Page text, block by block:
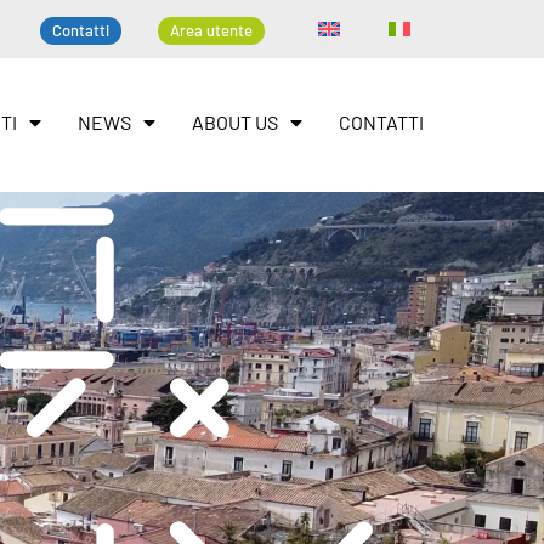
Contatti Area utente
NEWS ABOUT US CONTATTI